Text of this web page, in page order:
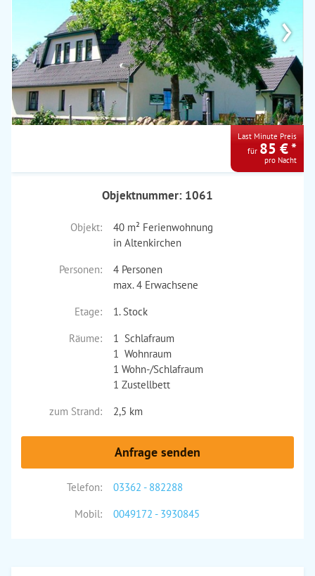
›
Last Minute Preis
für 85 € *
pro Nacht
Objektnummer: 1061
Objekt:
40 m² Ferienwohnung
in Altenkirchen
Personen:
4 Personen
max. 4 Erwachsene
Etage:
1. Stock
Räume:
1 Schlafraum
1 Wohnraum
1 Wohn-/Schlafraum
1 Zustellbett
zum Strand:
2,5 km
Anfrage senden
Telefon:
03362 - 882288
Mobil:
0049172 - 3930845